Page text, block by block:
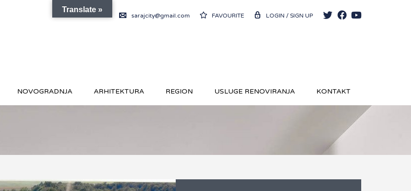
sarajcity@gmail.com FAVOURITE LOGIN / SIGN UP
NOVOGRADNJA ARHITEKTURA REGION USLUGE RENOVIRANJA KONTAKT
Translate »